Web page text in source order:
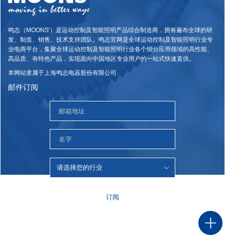
鸣志（MOONS'）是运动控制及智能照明产品综合制造商，拥有遍布全球的研
发、制造、销售、技术支持团队。鸣志官网是全球运动控制及智能照明行业专
业电商平台，集聚全球运动控制及智能照明行业各个细分应用领域的高性能、
高品质、有特色产品，实现面向中国地区专业用户的一站式快速直供。
本网站隶属于上海鸣志电器股份有限公司
邮件订阅
订阅